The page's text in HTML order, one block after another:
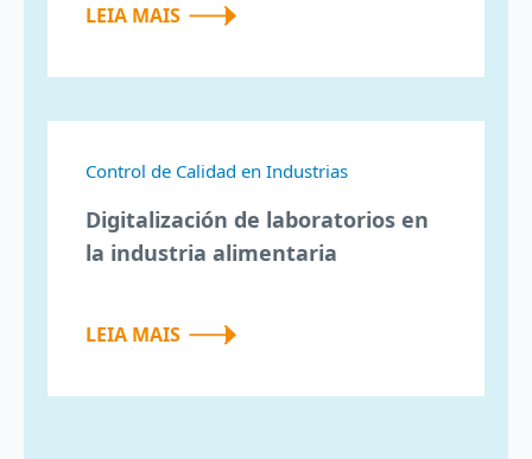
LEIA MAIS
Control de Calidad en Industrias
Digitalización de laboratorios en
la industria alimentaria
LEIA MAIS